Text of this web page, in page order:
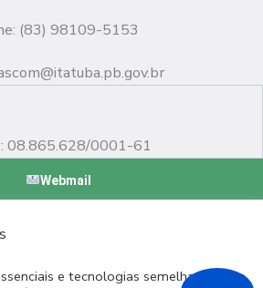
(83) 98109-5153
08.865.628/0001-61
Webmail
e tecnologias semelhantes de